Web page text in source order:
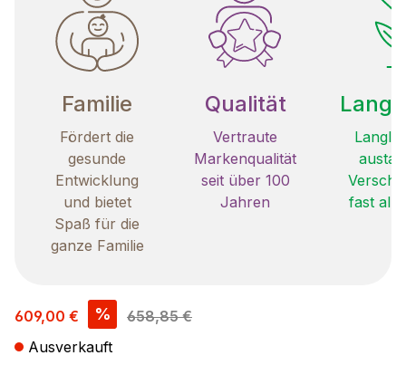
Familie
Fördert die
gesunde
Entwicklung
und bietet
Spaß für die
ganze Familie
Qualität
Vertraute
Markenqualität
seit über 100
Jahren
fast
Verkaufspreis:
609,00 € %
658,85 €
Ausverkauft